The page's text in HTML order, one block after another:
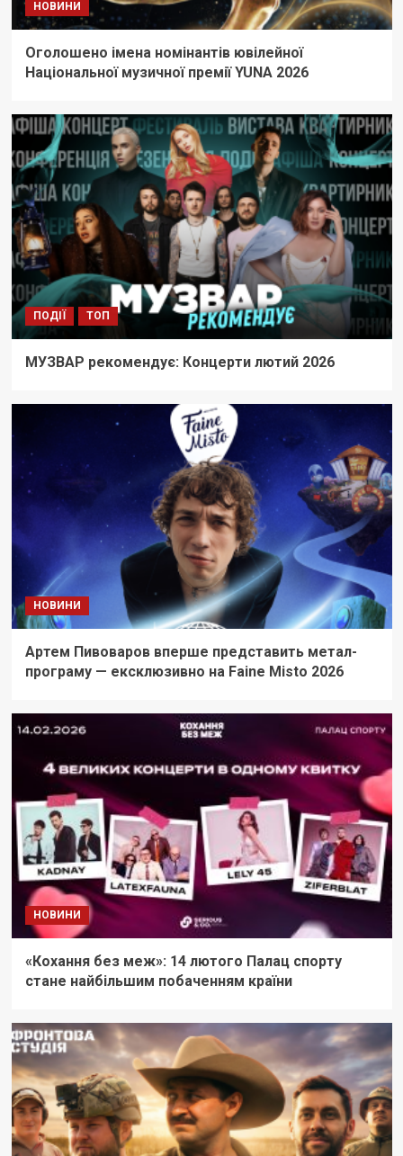
НОВИНИ
Оголошено імена номінантів ювілейної
Національної музичної премії YUNA 2026
ПОДІЇ ТОП
МУЗВАР рекомендує: Концерти лютий 2026
НОВИНИ
Артем Пивоваров вперше представить метал-
програму — ексклюзивно на Faine Misto 2026
НОВИНИ
«Кохання без меж»: 14 лютого Палац спорту
стане найбільшим побаченням країни